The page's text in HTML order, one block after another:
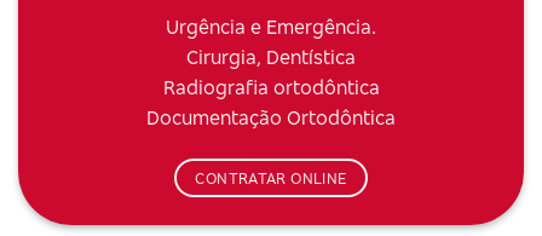
Urgência e Emergência.
Cirurgia, Dentística
Radiografia ortodôntica
Documentação Ortodôntica
CONTRATAR ONLINE